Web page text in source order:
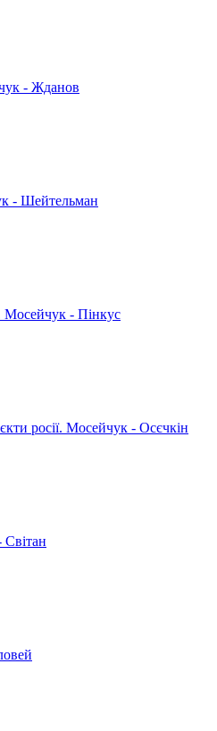
- Жданов
- Шейтельман
Мосейчук - Пінкус
росії. Мосейчук - Осєчкін
Світан